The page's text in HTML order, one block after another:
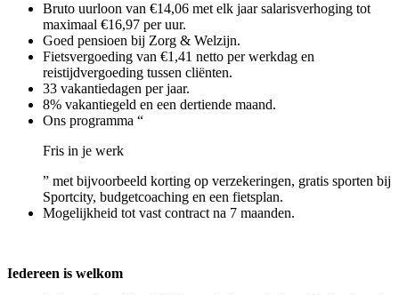
Bruto uurloon van €14,06 met elk jaar salarisverhoging tot
maximaal €16,97 per uur.
Goed pensioen bij Zorg & Welzijn.
Fietsvergoeding van €1,41 netto per werkdag en
reistijdvergoeding tussen cliënten.
33 vakantiedagen per jaar.
8% vakantiegeld en een dertiende maand.
Ons programma “
Fris in je werk
” met bijvoorbeeld korting op verzekeringen, gratis sporten bij
Sportcity, budgetcoaching en een fietsplan.
Mogelijkheid tot vast contract na 7 maanden.
Iedereen is welkom